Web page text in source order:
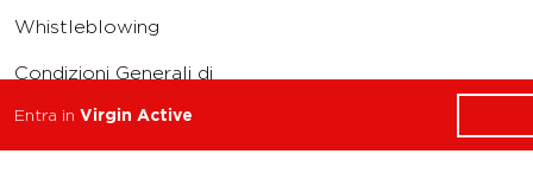
Whistleblowing
Condizioni Generali di
Entra in Virgin Active